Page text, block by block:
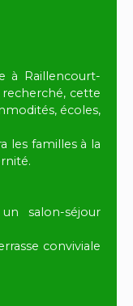
à Raillencourt-
cette
écoles,
les familles à la
salon-séjour
conviviale